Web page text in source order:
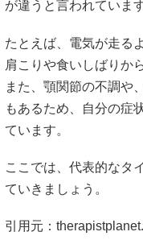
が違うと言われています
たとえば、電気が走る
肩こりや食いしばりか
また、顎関節の不調や
もあるため、自分の症
ています。
ここでは、代表的なタ
ていきましょう。
引用元：